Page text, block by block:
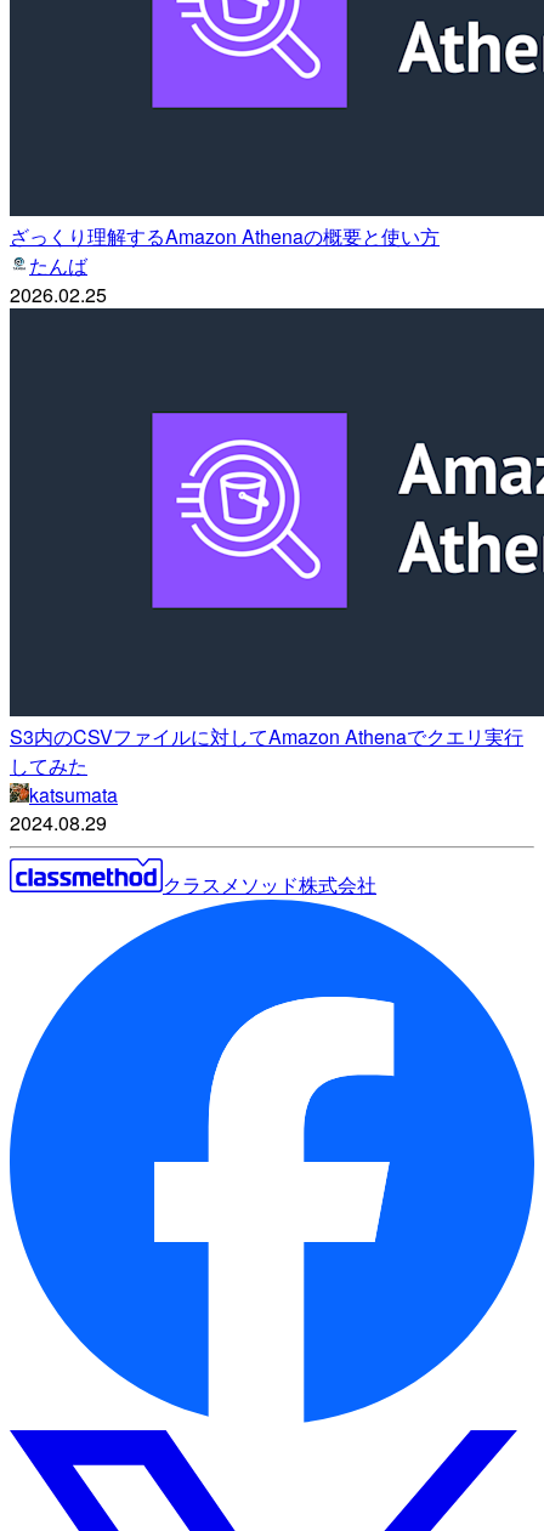
ざっくり理解するAmazon Athenaの概要と使い方
たんば
2026.02.25
S3内のCSVファイルに対してAmazon Athenaでクエリ実行
してみた
katsumata
2024.08.29
クラスメソッド株式会社